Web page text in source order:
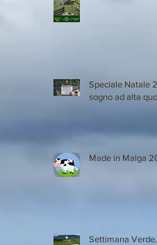
Speciale Natale
sogno ad alta
Made in Malga
Settimana